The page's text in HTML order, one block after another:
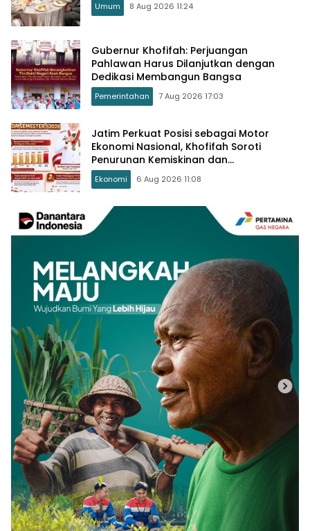
Umum 8 Aug 2026 11:24
Gubernur Khofifah: Perjuangan
Pahlawan Harus Dilanjutkan dengan
Dedikasi Membangun Bangsa
Pemerintahan 7 Aug 2026 17:03
Jatim Perkuat Posisi sebagai Motor
Ekonomi Nasional, Khofifah Soroti
Penurunan Kemiskinan dan
Pengangguran
Ekonomi 6 Aug 2026 11:08